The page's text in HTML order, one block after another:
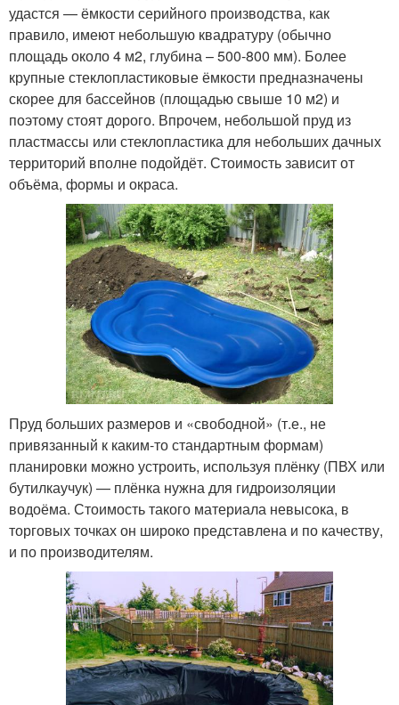
удастся — ёмкости серийного производства, как
правило, имеют небольшую квадратуру (обычно
площадь около 4 м2, глубина – 500-800 мм). Более
крупные стеклопластиковые ёмкости предназначены
скорее для бассейнов (площадью свыше 10 м2) и
поэтому стоят дорого. Впрочем, небольшой пруд из
пластмассы или стеклопластика для небольших дачных
территорий вполне подойдёт. Стоимость зависит от
объёма, формы и окраса.
Пруд больших размеров и «свободной» (т.е., не
привязанный к каким-то стандартным формам)
планировки можно устроить, используя плёнку (ПВХ или
бутилкаучук) — плёнка нужна для гидроизоляции
водоёма. Стоимость такого материала невысока, в
торговых точках он широко представлена и по качеству,
и по производителям.